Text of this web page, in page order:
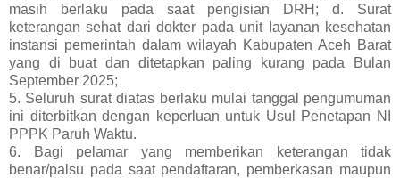
masih berlaku pada saat pengisian DRH; d. Surat
keterangan sehat dari dokter pada unit layanan kesehatan
instansi pemerintah dalam wilayah Kabupaten Aceh Barat
yang di buat dan ditetapkan paling kurang pada Bulan
September 2025;
5. Seluruh surat diatas berlaku mulai tanggal pengumuman
ini diterbitkan dengan keperluan untuk Usul Penetapan NI
PPPK Paruh Waktu.
6. Bagi pelamar yang memberikan keterangan tidak
benar/palsu pada saat pendaftaran, pemberkasan maupun